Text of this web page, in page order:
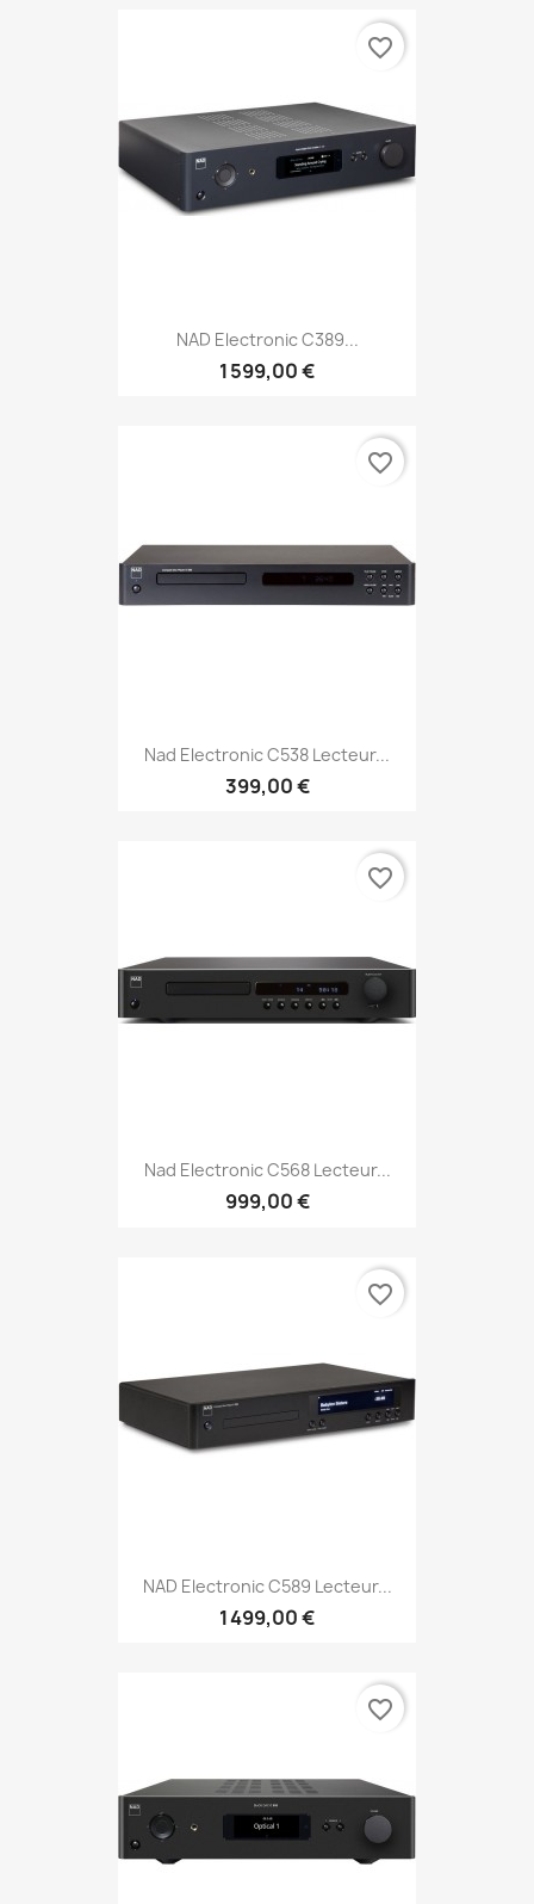
NAD Electronic C389...
1 599,00 €
favorite_border
Nad Electronic C538 Lecteur...
399,00 €
favorite_border
Nad Electronic C568 Lecteur...
999,00 €
favorite_border
NAD Electronic C589 Lecteur...
1 499,00 €
favorite_border
favorite_border